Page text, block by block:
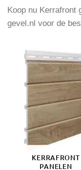
Koop nu Kerrafront
gevel.nl voor de
KERRAFRONT
PANELEN